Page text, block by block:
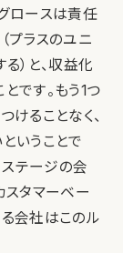
ロースは責任
プラスのユニ
）と、収益化
です。もう1つ
ることなく、
いうことで
ステージの会
スタマーベー
会社はこのル